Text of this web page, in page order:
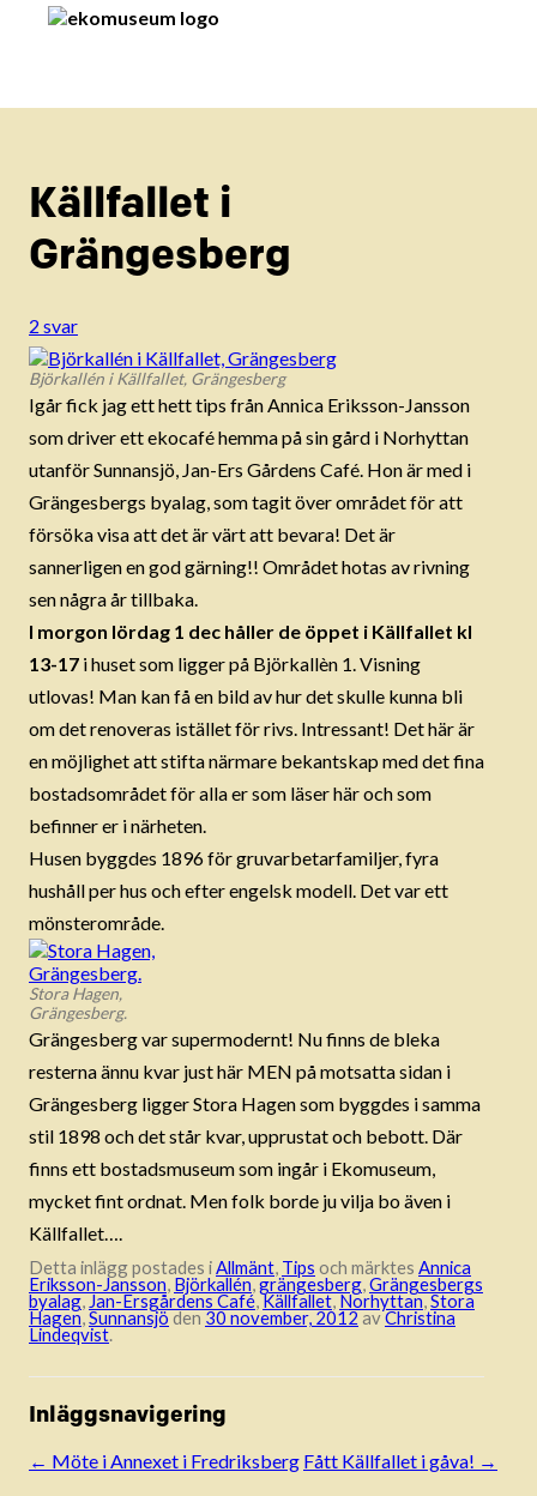
Källfallet i
Grängesberg
2 svar
Björkallén i Källfallet, Grängesberg
Igår fick jag ett hett tips från Annica Eriksson-Jansson
som driver ett ekocafé hemma på sin gård i Norhyttan
utanför Sunnansjö, Jan-Ers Gårdens Café. Hon är med i
Grängesbergs byalag, som tagit över området för att
försöka visa att det är värt att bevara! Det är
sannerligen en god gärning!! Området hotas av rivning
sen några år tillbaka.
I morgon lördag 1 dec håller de öppet i Källfallet kl
13-17 i huset som ligger på Björkallèn 1. Visning
utlovas! Man kan få en bild av hur det skulle kunna bli
om det renoveras istället för rivs. Intressant! Det här är
en möjlighet att stifta närmare bekantskap med det fina
bostadsområdet för alla er som läser här och som
befinner er i närheten.
Husen byggdes 1896 för gruvarbetarfamiljer, fyra
hushåll per hus och efter engelsk modell. Det var ett
mönsterområde.
Stora Hagen,
Grängesberg.
Grängesberg var supermodernt! Nu finns de bleka
resterna ännu kvar just här MEN på motsatta sidan i
Grängesberg ligger Stora Hagen som byggdes i samma
stil 1898 och det står kvar, upprustat och bebott. Där
finns ett bostadsmuseum som ingår i Ekomuseum,
mycket fint ordnat. Men folk borde ju vilja bo även i
Källfallet….
Detta inlägg postades iAllmänt, Tips och märktes Annica
Eriksson-Jansson, Björkallén,grängesberg,Grängesbergs
byalag, Jan-Ersgårdens Café,Källfallet, Norhyttan,Stora
Hagen,Sunnansjö den 30 november, 2012 avChristina
Lindeqvist.
Inläggsnavigering
← Möte i Annexet i Fredriksberg Fått Källfallet i gåva! →